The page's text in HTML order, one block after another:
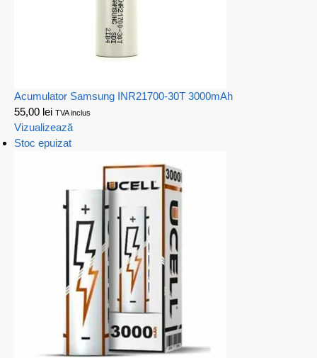
Acumulator Samsung INR21700-30T 3000mAh
55,00 lei TVA inclus
Vizualizează
Stoc epuizat